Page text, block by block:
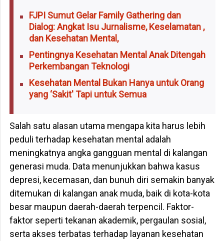
FJPI Sumut Gelar Family Gathering dan
Dialog: Angkat Isu Jurnalisme, Keselamatan ,
dan Kesehatan Mental,
Pentingnya Kesehatan Mental Anak Ditengah
Perkembangan Teknologi
Kesehatan Mental Bukan Hanya untuk Orang
yang ‘Sakit' Tapi untuk Semua
Salah satu alasan utama mengapa kita harus lebih
peduli terhadap kesehatan mental adalah
meningkatnya angka gangguan mental di kalangan
generasi muda. Data menunjukkan bahwa kasus
depresi, kecemasan, dan bunuh diri semakin banyak
ditemukan di kalangan anak muda, baik di kota-kota
besar maupun daerah-daerah terpencil. Faktor-
faktor seperti tekanan akademik, pergaulan sosial,
serta akses terbatas terhadap layanan kesehatan